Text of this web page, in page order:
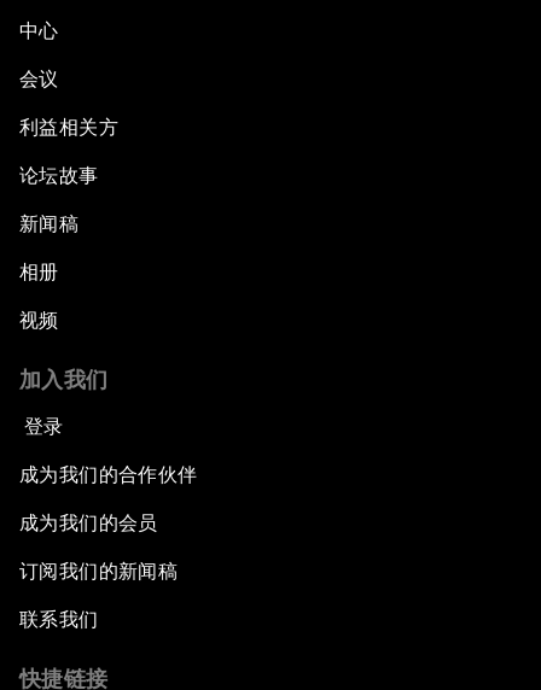
中心
会议
利益相关方
论坛故事
新闻稿
相册
视频
加入我们
登录
成为我们的合作伙伴
成为我们的会员
订阅我们的新闻稿
联系我们
快捷链接